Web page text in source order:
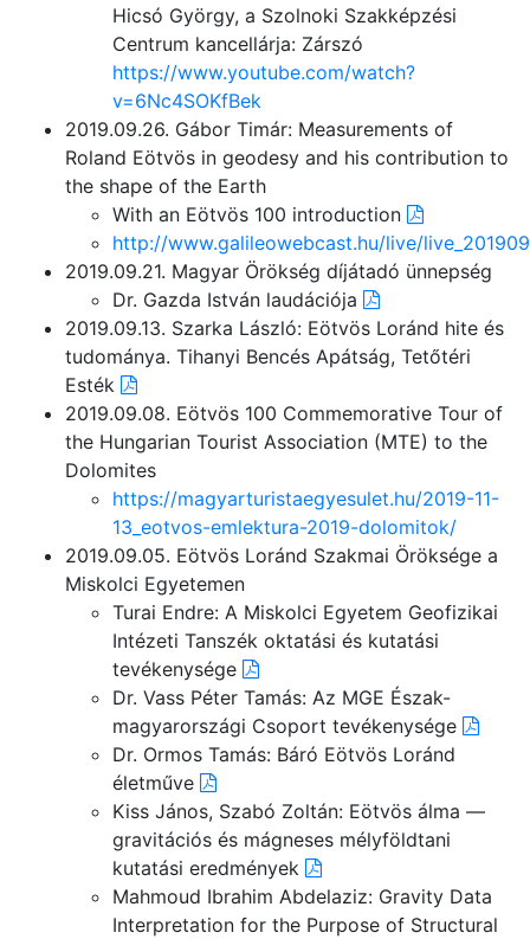
Hicsó György, a Szolnoki Szakképzési
Centrum kancellárja: Zárszó
https://www.youtube.com/watch?
v=6Nc4SOKfBek
2019.09.26. Gábor Timár: Measurements of
Roland Eötvös in geodesy and his contribution to
the shape of the Earth
With an Eötvös 100 introduction
http://www.galileowebcast.hu/live/
2019.09.21. Magyar Örökség díjátadó ünnepség
Dr. Gazda István laudációja
2019.09.13. Szarka László: Eötvös Loránd hite és
tudománya. Tihanyi Bencés Apátság, Tetőtéri
Esték
2019.09.08. Eötvös 100 Commemorative Tour of
the Hungarian Tourist Association (MTE) to the
Dolomites
https://magyarturistaegyesulet.hu/2019-11-
13_eotvos-emlektura-2019-dolomitok/
2019.09.05. Eötvös Loránd Szakmai Öröksége a
Miskolci Egyetemen
Turai Endre: A Miskolci Egyetem Geofizikai
Intézeti Tanszék oktatási és kutatási
tevékenysége
Dr. Vass Péter Tamás: Az MGE Észak-
magyarországi Csoport tevékenysége
Dr. Ormos Tamás: Báró Eötvös Loránd
életműve
Kiss János, Szabó Zoltán: Eötvös álma —
gravitációs és mágneses mélyföldtani
kutatási eredmények
Mahmoud Ibrahim Abdelaziz: Gravity Data
Interpretation for the Purpose of Structural